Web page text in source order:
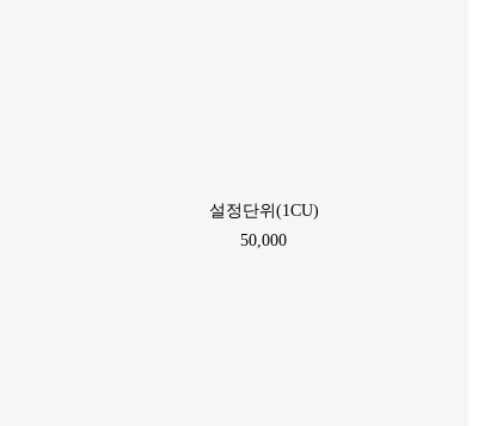
설정단위(1CU)
50,000